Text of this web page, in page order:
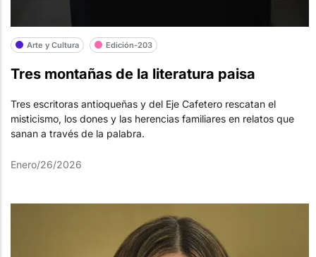
Arte y Cultura Edición-203
Tres montañas de la literatura paisa
Tres escritoras antioqueñas y del Eje Cafetero rescatan el
misticismo, los dones y las herencias familiares en relatos que
sanan a través de la palabra.
Enero/26/2026